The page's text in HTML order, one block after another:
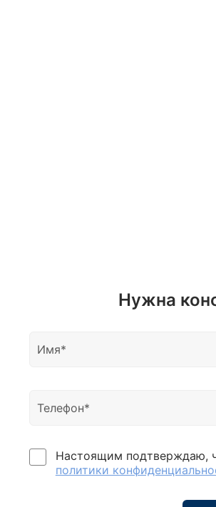
Нужна
Настоящим подтверждаю,
политики